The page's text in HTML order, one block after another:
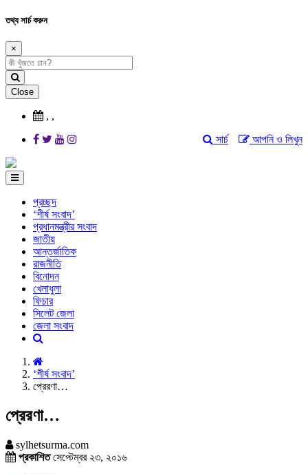
তথ্য সার্চ করুন
×
Close
, ,
আপনি ও লিখুন
সার্চ
প্রচ্ছদ
‘শীর্ষ সংবাদ’
প্রধানমন্ত্রীর সংবাদ
জাতীয়
আন্তর্জাতিক
রাজনীতি
বিনোদন
খেলাধুলা
ফিচার
সিলেট জেলা
জেলা সংবাদ
‘শীর্ষ সংবাদ’
প্রেরণা…
প্রেরণা…
sylhetsurma.com
প্রকাশিতসেপ্টেম্বর ২৩, ২০১৬